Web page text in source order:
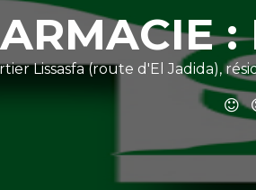
:
Lissasfa (route d'El Jadida),